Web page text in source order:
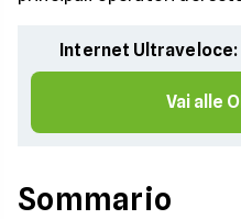
Internet Ultraveloce:
Vai alle
Sommario